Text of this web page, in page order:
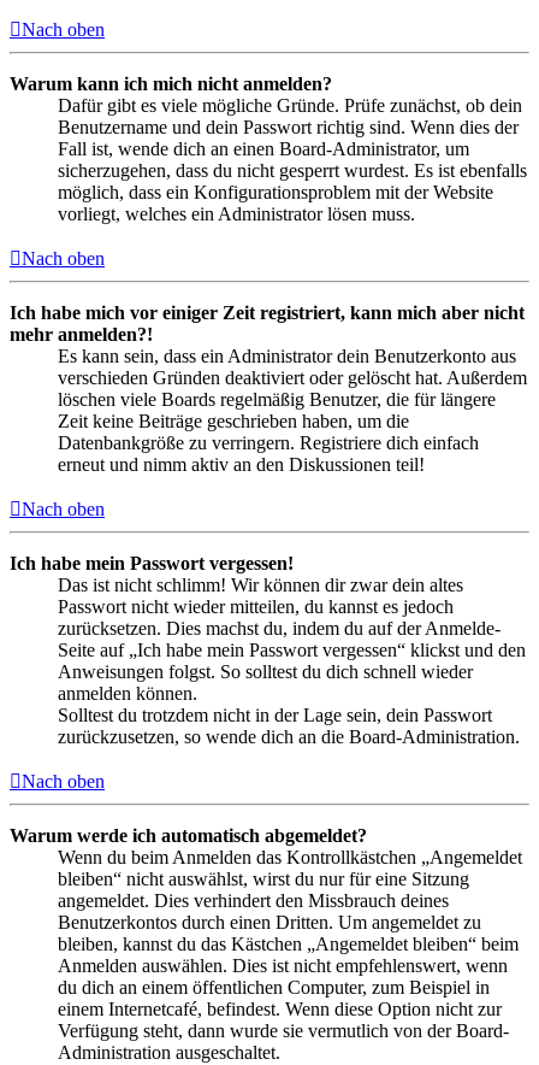
Nach oben
Warum kann ich mich nicht anmelden?
Dafür gibt es viele mögliche Gründe. Prüfe zunächst, ob dein
Benutzername und dein Passwort richtig sind. Wenn dies der
Fall ist, wende dich an einen Board-Administrator, um
sicherzugehen, dass du nicht gesperrt wurdest. Es ist ebenfalls
möglich, dass ein Konfigurationsproblem mit der Website
vorliegt, welches ein Administrator lösen muss.
Nach oben
Ich habe mich vor einiger Zeit registriert, kann mich aber nicht
mehr anmelden?!
Es kann sein, dass ein Administrator dein Benutzerkonto aus
verschieden Gründen deaktiviert oder gelöscht hat. Außerdem
löschen viele Boards regelmäßig Benutzer, die für längere
Zeit keine Beiträge geschrieben haben, um die
Datenbankgröße zu verringern. Registriere dich einfach
erneut und nimm aktiv an den Diskussionen teil!
Nach oben
Ich habe mein Passwort vergessen!
Das ist nicht schlimm! Wir können dir zwar dein altes
Passwort nicht wieder mitteilen, du kannst es jedoch
zurücksetzen. Dies machst du, indem du auf der Anmelde-
Seite auf „Ich habe mein Passwort vergessen“ klickst und den
Anweisungen folgst. So solltest du dich schnell wieder
anmelden können.
Solltest du trotzdem nicht in der Lage sein, dein Passwort
zurückzusetzen, so wende dich an die Board-Administration.
Nach oben
Warum werde ich automatisch abgemeldet?
Wenn du beim Anmelden das Kontrollkästchen „Angemeldet
bleiben“ nicht auswählst, wirst du nur für eine Sitzung
angemeldet. Dies verhindert den Missbrauch deines
Benutzerkontos durch einen Dritten. Um angemeldet zu
bleiben, kannst du das Kästchen „Angemeldet bleiben“ beim
Anmelden auswählen. Dies ist nicht empfehlenswert, wenn
du dich an einem öffentlichen Computer, zum Beispiel in
einem Internetcafé, befindest. Wenn diese Option nicht zur
Verfügung steht, dann wurde sie vermutlich von der Board-
Administration ausgeschaltet.